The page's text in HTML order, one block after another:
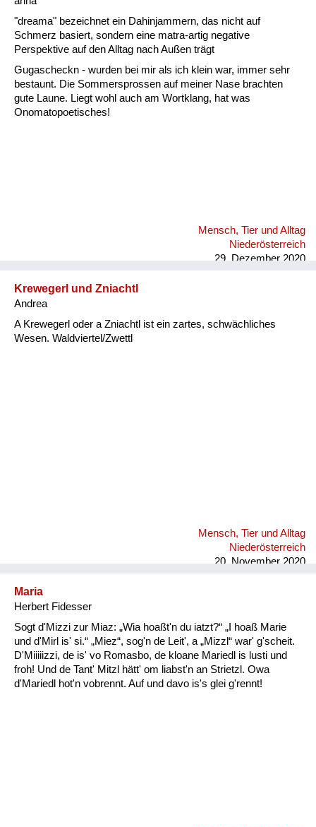
"dreama" bezeichnet ein Dahinjammern, das nicht auf
Schmerz basiert, sondern eine matra-artig negative
Perspektive auf den Alltag nach Außen trägt
Gugascheckn - wurden bei mir als ich klein war, immer sehr
bestaunt. Die Sommersprossen auf meiner Nase brachten
gute Laune. Liegt wohl auch am Wortklang, hat was
Onomatopoetisches!
Mensch, Tier und Alltag
Niederösterreich
29. Dezember 2020
Krewegerl und Zniachtl
Andrea
A Krewegerl oder a Zniachtl ist ein zartes, schwächliches
Wesen. Waldviertel/Zwettl
Mensch, Tier und Alltag
Niederösterreich
20. November 2020
Maria
Herbert Fidesser
Sogt d'Mizzi zur Miaz: „Wia hoaßt'n du iatzt?“ „I hoaß Marie
und d'Mirl is' si.“ „Miez“, sog'n de Leit', a „Mizzl“ war' g'scheit.
D'Miiiiizzi, de is' vo Romasbo, de kloane Mariedl is lusti und
froh! Und de Tant' Mitzl hätt' om liabst'n an Strietzl. Owa
d'Mariedl hot'n vobrennt. Auf und davo is's glei g'rennt!